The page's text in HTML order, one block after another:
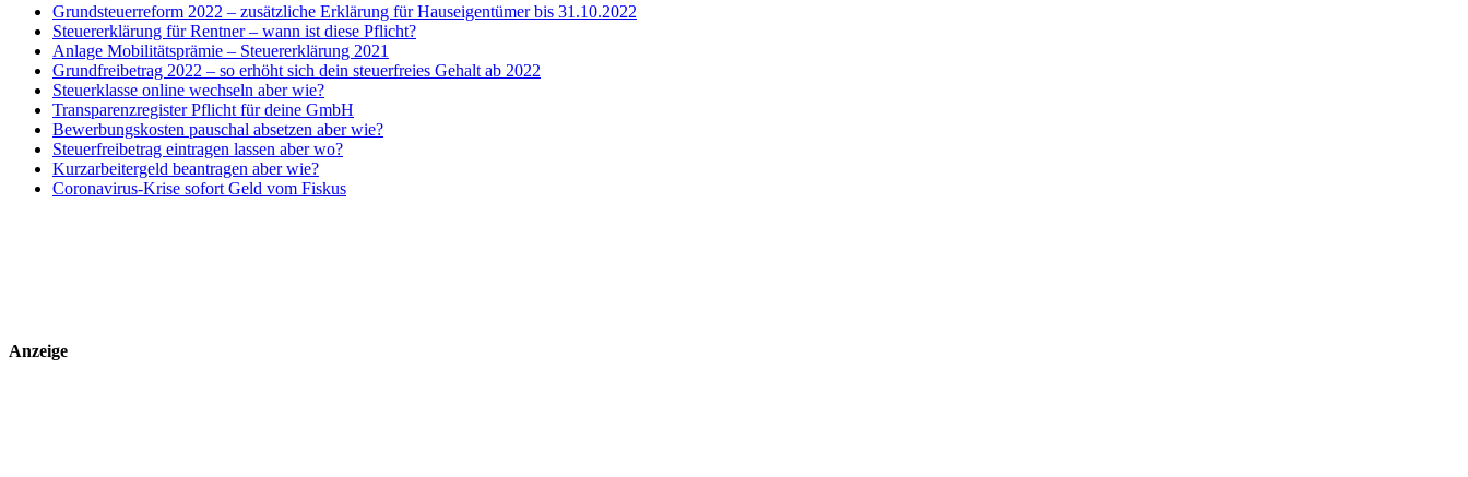
Grundsteuerreform 2022 – zusätzliche Erklärung für Hauseigentümer bis 31.10.2022
Steuererklärung für Rentner – wann ist diese Pflicht?
Anlage Mobilitätsprämie – Steuererklärung 2021
Grundfreibetrag 2022 – so erhöht sich dein steuerfreies Gehalt ab 2022
Steuerklasse online wechseln aber wie?
Transparenzregister Pflicht für deine GmbH
Bewerbungskosten pauschal absetzen aber wie?
Steuerfreibetrag eintragen lassen aber wo?
Kurzarbeitergeld beantragen aber wie?
Coronavirus-Krise sofort Geld vom Fiskus
Anzeige